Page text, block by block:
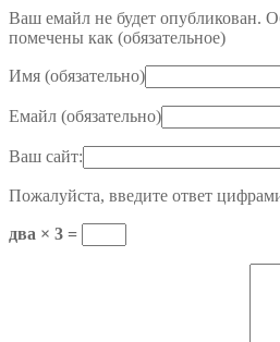
Ваш емайл не будет опубликован.
помечены как (обязательное)
Имя (обязательно)
Емайл (обязательно)
Ваш сайт:
Пожалуйста, введите ответ
два × 3 =